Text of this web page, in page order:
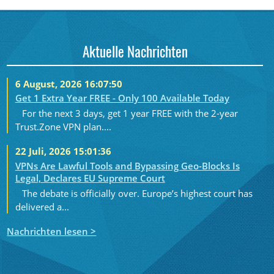
Aktuelle Nachrichten
6 August, 2026 16:07:50
Get 1 Extra Year FREE - Only 100 Available Today
For the next 3 days, get 1 year FREE with the 2-year
Trust.Zone VPN plan....
22 Juli, 2026 15:01:36
VPNs Are Lawful Tools and Bypassing Geo-Blocks Is
Legal, Declares EU Supreme Court
The debate is officially over. Europe’s highest court has
delivered a...
Nachrichten lesen >